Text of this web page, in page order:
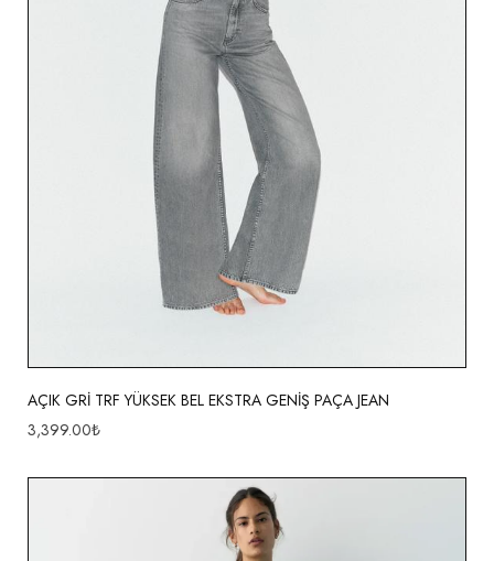
AÇIK GRİ TRF YÜKSEK BEL EKSTRA GENİŞ PAÇA JEAN
3,399.00₺